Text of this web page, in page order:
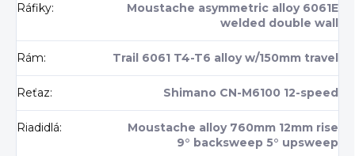
Ráfiky:
Moustache asymmetric alloy 6061E
welded double wall
Rám: Trail 6061 T4-T6 alloy w/150mm travel
Reťaz: Shimano CN-M6100 12-speed
Riadidlá:
Moustache alloy 760mm 12mm rise
9° backsweep 5° upsweep